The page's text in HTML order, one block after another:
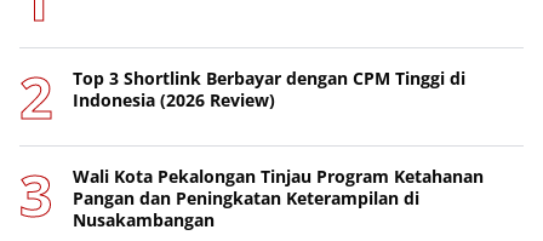
Top 3 Shortlink Berbayar dengan CPM Tinggi di
Indonesia (2026 Review)
Wali Kota Pekalongan Tinjau Program Ketahanan
Pangan dan Peningkatan Keterampilan di
Nusakambangan